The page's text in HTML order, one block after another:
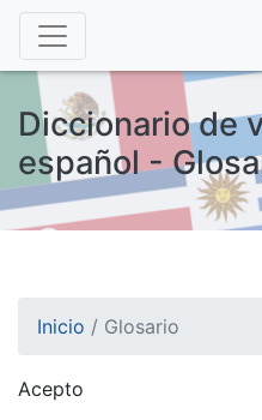
Diccionario de
español -
Inicio / Glosario
Acepto